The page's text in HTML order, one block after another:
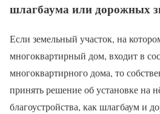
шлагбаума или дорожных
Если земельный участок, на
многоквартирный дом, входит в
многоквартирного дома, то
принять решение об установке на
благоустройства, как шлагбаум и